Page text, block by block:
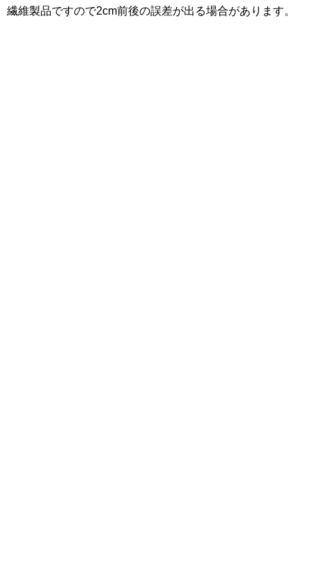
繊維製品ですので2cm前後の誤差が出る場合があります。